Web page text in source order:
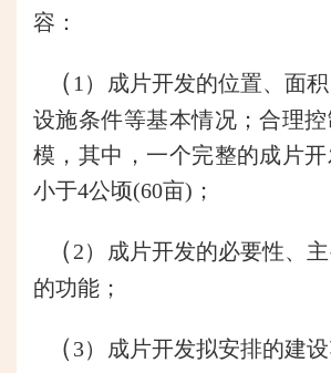
容：
（ 1）成片开发的位置、面
设施条件等基本情况；合理
模，其中，一个完整的成片
小于4公顷(60亩)；
（ 2）成片开发的必要性、
的功能；
（ 3）成片开发拟安排的建